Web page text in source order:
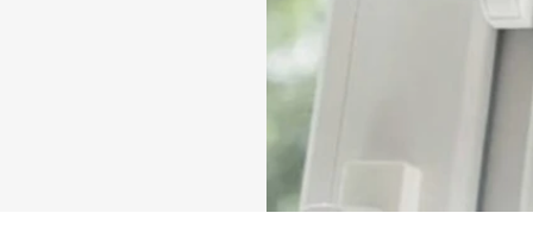
VEKA Fenster Sprossenfenster
Balkontür mit Rollladen Balkontür zweiflügelig
Aluminium
Haustür mit Oberlicht
Rolladen nachrüsten
Zäune Kosten
Carport oder Garage